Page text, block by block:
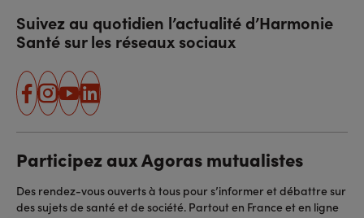
Suivez au quotidien l’actualité d’Harmonie
Santé sur les réseaux sociaux
facebook
instagram
youtube
linkedin
Participez aux Agoras mutualistes
Des rendez-vous ouverts à tous pour s’informer et débattre sur
des sujets de santé et de société. Partout en France et en ligne